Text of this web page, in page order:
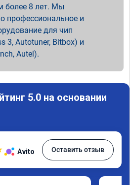
более 8 лет. Мы
профессиональное и
для чип
3, Autotuner, Bitbox) и
Autel).
5.0 на основании
Avito Оставить отзыв